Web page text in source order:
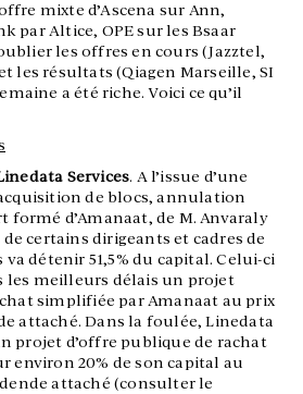
mixte d’Ascena sur Ann,
par Altice, OPE sur les Bsaar
les offres en cours (Jazztel,
les résultats (Qiagen Marseille, SI
a été riche. Voici ce qu’il
Services. A l’issue d’une
de blocs, annulation
formé d’Amanaat, de M. Anvaraly
certains dirigeants et cadres de
détenir 51,5% du capital. Celui-ci
les meilleurs délais un projet
simplifiée par Amanaat au prix
attaché. Dans la foulée, Linedata
projet d’offre publique de rachat
environ 20% de son capital au
attaché (consulter le